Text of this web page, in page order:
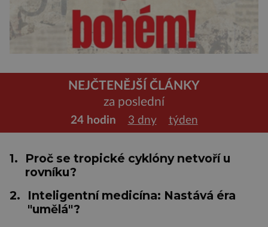
NEJČTENĚJŠÍ ČLÁNKY
za poslední
24 hodin 3 dny týden
1.
Proč se tropické cyklóny netvoří u
rovníku?
2.
Inteligentní medicína: Nastává éra
"umělá"?